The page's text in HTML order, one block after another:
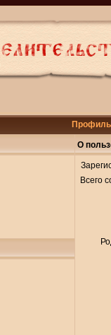
Профиль
О
Всего